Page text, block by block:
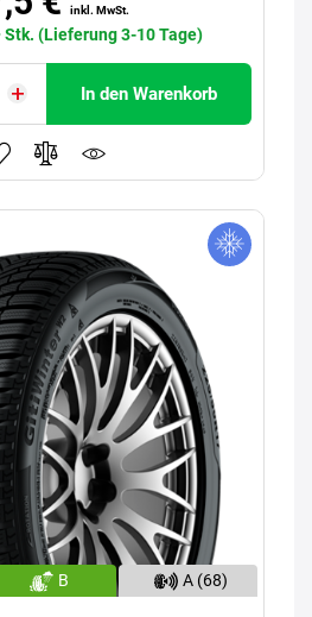
inkl. MwSt.
Stk. (Lieferung 3-10 Tage)
In den Warenkorb
B A (68)